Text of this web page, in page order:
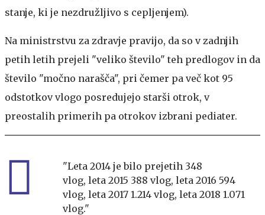
stanje, ki je nezdružljivo s cepljenjem).
Na ministrstvu za zdravje pravijo, da so v zadnjih
petih letih prejeli "veliko število" teh predlogov in da
število "močno narašča", pri čemer pa več kot 95
odstotkov vlogo posredujejo starši otrok, v
preostalih primerih pa otrokov izbrani pediater.
"Leta 2014 je bilo prejetih 348
vlog, leta 2015 388 vlog, leta 2016 594
vlog, leta 2017 1.214 vlog, leta 2018 1.071
vlog."